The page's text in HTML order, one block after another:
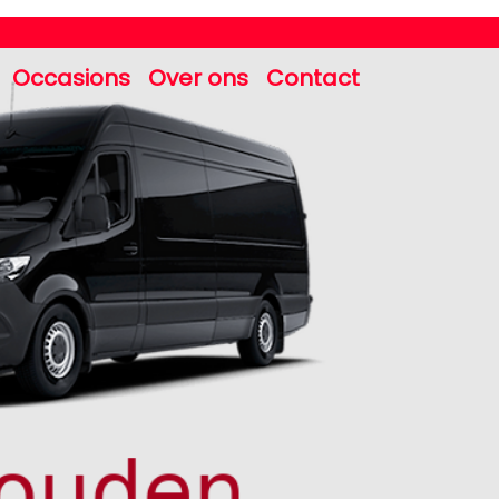
Occasions Over ons Contact